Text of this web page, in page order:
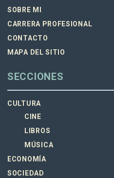
SOBRE MI
CARRERA PROFESIONAL
CONTACTO
MAPA DEL SITIO
SECCIONES
CULTURA
CINE
LIBROS
MÚSICA
ECONOMÍA
SOCIEDAD